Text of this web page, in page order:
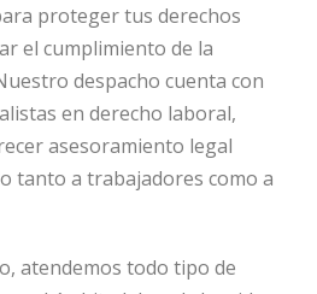
proteger tus derechos
el cumplimiento de la
despacho cuenta con
en derecho laboral,
asesoramiento legal
tanto a trabajadores como a
atendemos todo tipo de